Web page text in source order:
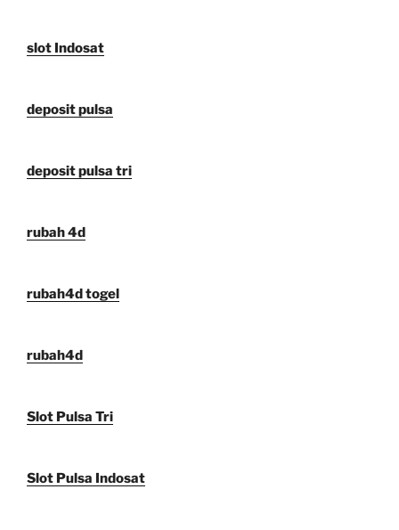
slot Indosat
deposit pulsa
deposit pulsa tri
rubah 4d
rubah4d togel
rubah4d
Slot Pulsa Tri
Slot Pulsa Indosat